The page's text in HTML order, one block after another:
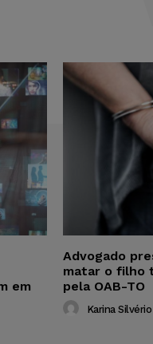
em
Advogado
matar o filho
pela OAB-TO
Karina Silvério